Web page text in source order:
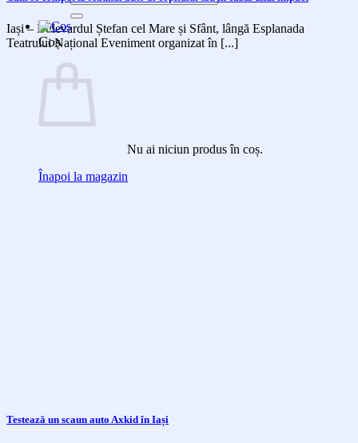
după:
Coș
Nu ai niciun produs în coș.
Înapoi la magazin
Iași – Bulevardul Ștefan cel Mare și Sfânt, lângă Esplanada
Teatrului Național Eveniment organizat în [...]
Testează un scaun auto Axkid în Iași